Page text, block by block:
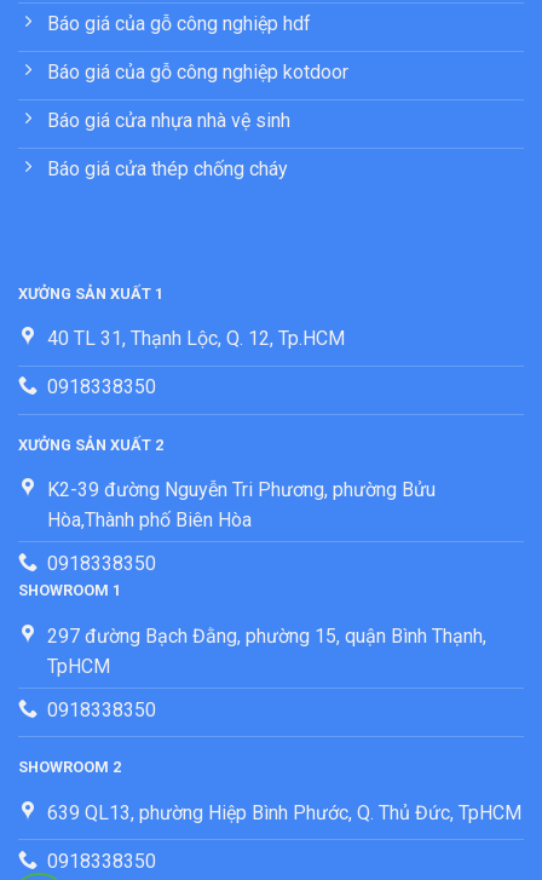
Báo giá của gỗ công nghiệp hdf
Báo giá của gỗ công nghiệp kotdoor
Báo giá cửa nhựa nhà vệ sinh
Báo giá cửa thép chống cháy
XƯỞNG SẢN XUẤT 1
40 TL 31, Thạnh Lộc, Q. 12, Tp.HCM
0918338350
XƯỞNG SẢN XUẤT 2
K2-39 đường Nguyễn Tri Phương, phường Bửu
Hòa,Thành phố Biên Hòa
0918338350
SHOWROOM 1
297 đường Bạch Đằng, phường 15, quận Bình Thạnh,
TpHCM
0918338350
SHOWROOM 2
639 QL13, phường Hiệp Bình Phước, Q. Thủ Đức, TpHCM
0918338350